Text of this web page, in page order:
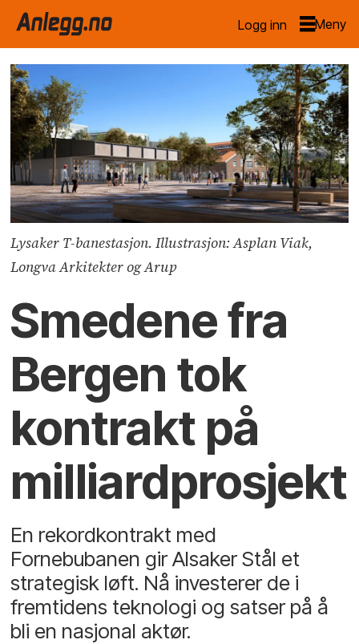
Logg inn
Lysaker T-banestasjon. Illustrasjon: Asplan Viak,
Longva Arkitekter og Arup
Smedene fra
Bergen tok
kontrakt på
milliardprosjekt
En rekordkontrakt med
Fornebubanen gir Alsaker Stål et
strategisk løft. Nå investerer de i
fremtidens teknologi og satser på å
bli en nasjonal aktør.